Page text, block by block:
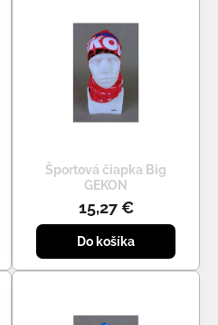
Športová čiapka Big
GEKON
15,27 €
Do košíka